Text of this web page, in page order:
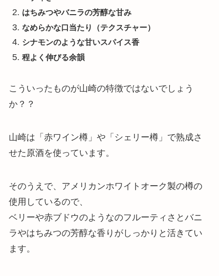
はちみつやバニラの芳醇な甘み
なめらかな口当たり（テクスチャー）
シナモンのような甘いスパイス香
程よく伸びる余韻
こういったものが山崎の特徴ではないでしょう
か？？
山崎は「赤ワイン樽」や「シェリー樽」で熟成さ
せた原酒を使っています。
そのうえで、アメリカンホワイトオーク製の樽の
使用しているので、
ベリーや赤ブドウのようなのフルーティさとバニ
ラやはちみつの芳醇な香り がしっかりと活きてい
ます。